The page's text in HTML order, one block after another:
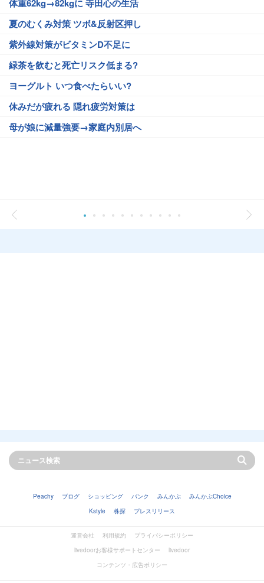
体重62kg→82kgに 寺田心の生活
夏のむくみ対策 ツボ&反射区押し
紫外線対策がビタミンD不足に
緑茶を飲むと死亡リスク低まる?
ヨーグルト いつ食べたらいい?
休みだが疲れる 隠れ疲労対策は
母が娘に減量強要→家庭内別居へ
Peachy ブログ ショッピング バンク みんかぶ
みんかぶChoice
Kstyle
株探 プレスリリース
運営会社 利用規約
プライバシーポリシー
livedoorお客様サポートセンター
livedoor
コンテンツ・広告ポリシー